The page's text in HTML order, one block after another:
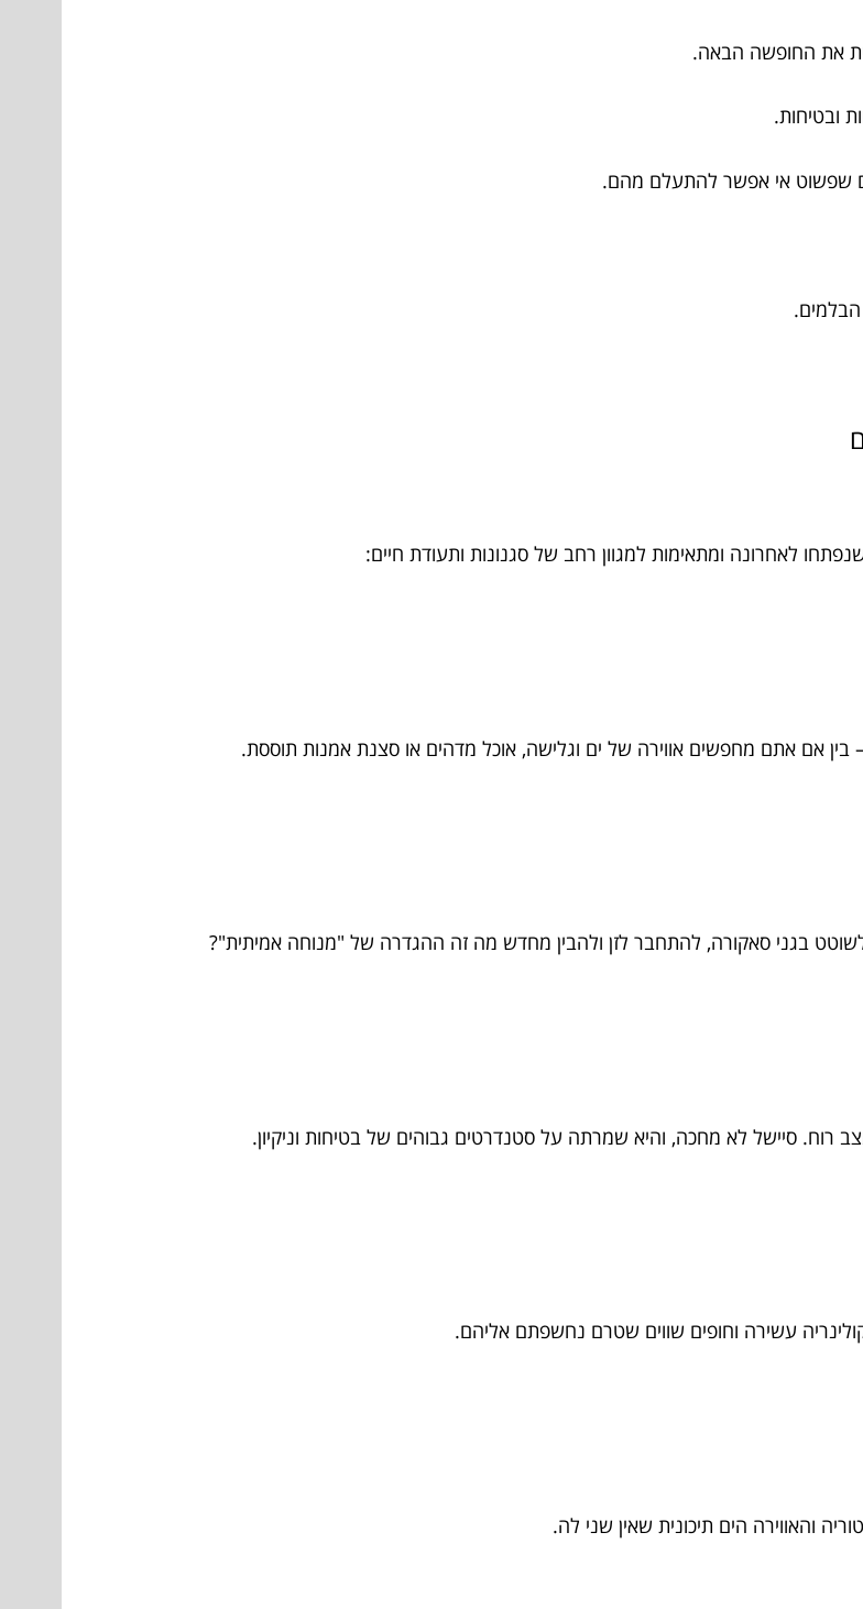
את החופשה הבאה.
ובטיחות.
שפשוט אי אפשר להתעלם מהם.
לאחרונה ומתאימות למגוון רחב של סגנונות ותעודת חיים:
אם אתם מחפשים אווירה של ים וגלישה, אוכל מדהים או סצנת אמנות תוססת.
בגני סאקורה, להתחבר לזן ולהבין מחדש מה זה ההגדרה של "מנוחה אמיתית"?
רוח. סיישל לא מחכה, והיא שמרתה על סטנדרטים גבוהים של בטיחות וניקיון.
עשירה וחופים שווים שטרם נחשפתם אליהם.
והאווירה הים תיכונית שאין שני לה.